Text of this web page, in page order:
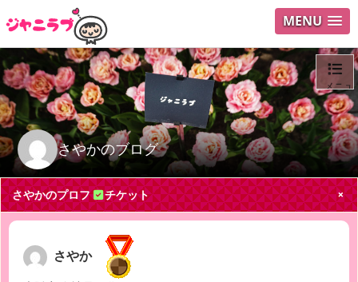
MENU
さやかのブログ
メニュ
ログイ
Search
さやかのプロフ チケット
さやか